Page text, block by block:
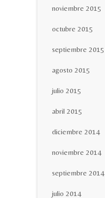
noviembre 2015
octubre 2015
septiembre 2015
agosto 2015
julio 2015
abril 2015
diciembre 2014
noviembre 2014
septiembre 2014
julio 2014